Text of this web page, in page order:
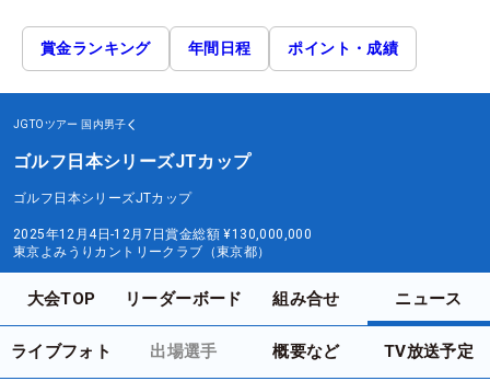
賞金ランキング 年間日程 ポイント・成績
JGTOツアー 国内男子
ゴルフ日本シリーズJTカップ
ゴルフ日本シリーズJTカップ
2025年12月4日-12月7日賞金総額 ¥130,000,000
東京よみうりカントリークラブ（東京都）
大会TOP リーダーボード 組み合せ ニュース
ライブフォト 出場選手 概要など TV放送予定